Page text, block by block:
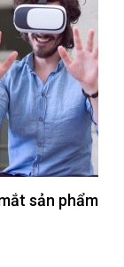
sản phẩm